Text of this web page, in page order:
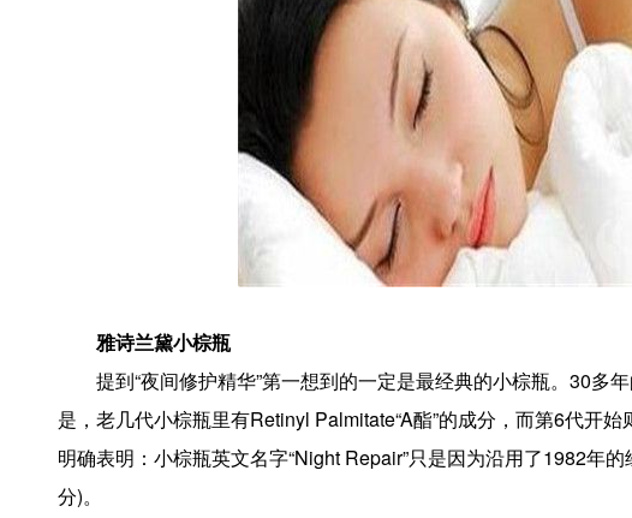
雅诗兰黛小棕瓶
提到“夜间修护精华”第一想到的一定是最经典的小棕瓶。30多
是，老几代小棕瓶里有Retinyl Palmitate“A酯”的成分，而第6代开
明确表明：小棕瓶英文名字“Night Repair”只是因为沿用了1982年
分)。